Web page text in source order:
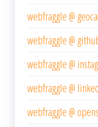
webfraggle @
webfraggle @
webfraggle @
webfraggle @
webfraggle @